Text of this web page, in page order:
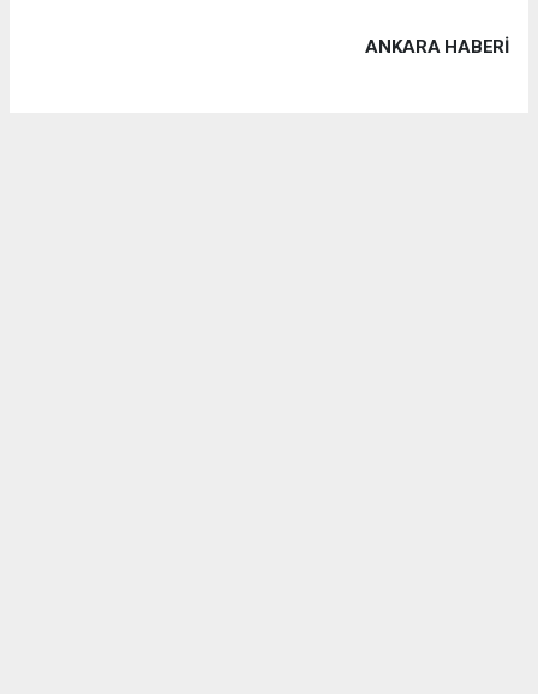
ANKARA HABERİ